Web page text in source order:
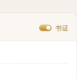
书证